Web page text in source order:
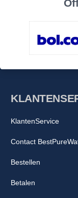
KlantenService
Contact
Bestellen
Betalen